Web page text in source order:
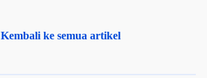
Kembali ke semua artikel